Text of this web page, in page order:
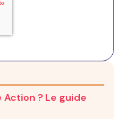
? Le guide